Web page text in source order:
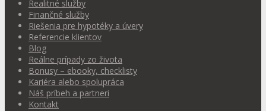
Realitné služby
Finančné služby
Riešenia pre hypotéky a úvery
Referencie klientov
Blog
Reálne prípady zo života
Bonusy – ebooky, checklisty
Kariéra alebo spolupráca
Náš príbeh a partneri
Kontakt